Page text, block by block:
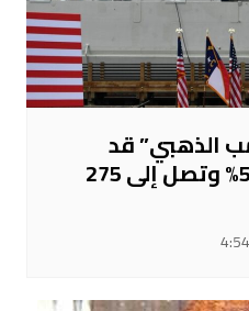
الذهبي” قد
تتجاوز التقديرات بـ50% وتصل إلى 275